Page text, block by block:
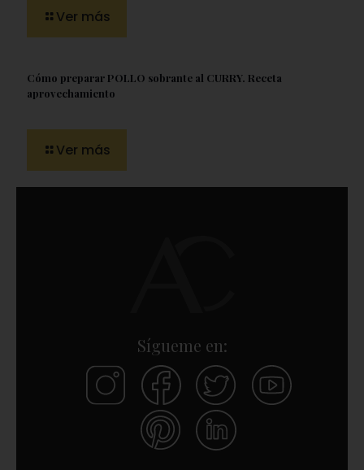
Ver más
Cómo preparar POLLO sobrante al CURRY. Receta
aprovechamiento
Ver más
Sígueme en: